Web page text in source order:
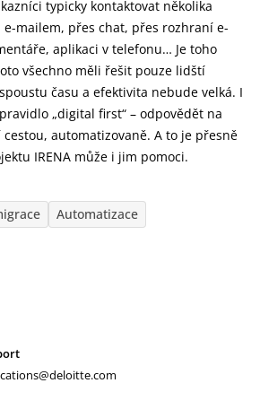
typicky kontaktovat několika
e-mailem, přes chat, přes rozhraní e-
aplikaci v telefonu… Je toho
všechno měli řešit pouze lidští
času a efektivita nebude velká. I
„digital first“ – odpovědět na
automatizovaně. A to je přesně
IRENA může i jim pomoci.
Automatizace